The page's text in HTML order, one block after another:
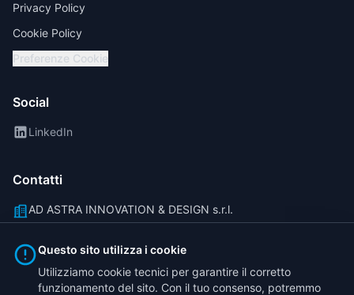
Privacy Policy
Cookie Policy
Preferenze Cookie
Social
LinkedIn
Contatti
AD ASTRA INNOVATION & DESIGN s.r.l.
info@traicorder.it
(+39) 011 40 81 777
Questo sito utilizza i cookie
Utilizziamo cookie tecnici per garantire il corretto
funzionamento del sito. Con il tuo consenso, potremmo